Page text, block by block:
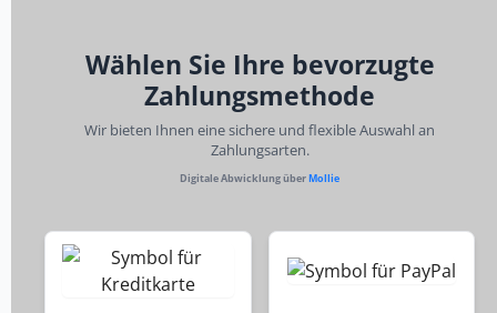
Wählen Sie Ihre bevorzugte
Zahlungsmethode
Wir bieten Ihnen eine sichere und flexible Auswahl an
Zahlungsarten.
Digitale Abwicklung überMollie